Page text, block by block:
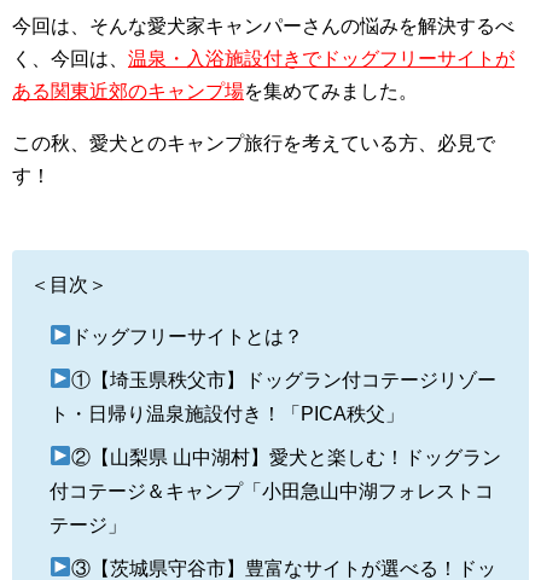
今回は、そんな愛犬家キャンパーさんの悩みを解決するべ
く、今回は、 温泉・入浴施設付きでドッグフリーサイトが
ある関東近郊のキャンプ場を集めてみました。
この秋、愛犬とのキャンプ旅行を考えている方、必見で
す！
＜目次＞
ドッグフリーサイトとは？
①【埼玉県秩父市】ドッグラン付コテージリゾー
ト・日帰り温泉施設付き！「PICA秩父」
②【山梨県 山中湖村】愛犬と楽しむ！ドッグラン
付コテージ＆キャンプ「小田急山中湖フォレストコ
テージ」
③【茨城県守谷市】豊富なサイトが選べる！ドッ